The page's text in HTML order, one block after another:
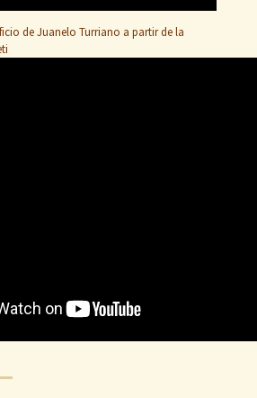
de Juanelo Turriano a partir de la